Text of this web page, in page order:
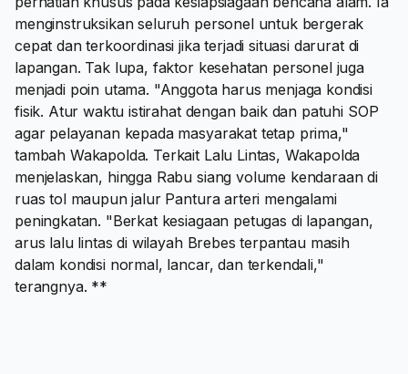
menginstruksikan seluruh personel untuk bergerak
cepat dan terkoordinasi jika terjadi situasi darurat di
lapangan. Tak lupa, faktor kesehatan personel juga
menjadi poin utama. "Anggota harus menjaga kondisi
fisik. Atur waktu istirahat dengan baik dan patuhi SOP
agar pelayanan kepada masyarakat tetap prima,"
tambah Wakapolda. Terkait Lalu Lintas, Wakapolda
menjelaskan, hingga Rabu siang volume kendaraan di
ruas tol maupun jalur Pantura arteri mengalami
peningkatan. "Berkat kesiagaan petugas di lapangan,
arus lalu lintas di wilayah Brebes terpantau masih
dalam kondisi normal, lancar, dan terkendali,"
terangnya. **